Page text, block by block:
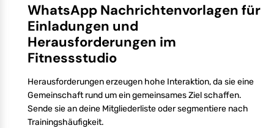
WhatsApp Nachrichtenvorlagen für
Einladungen und
Herausforderungen im
Fitnessstudio
Herausforderungen erzeugen hohe Interaktion, da sie eine
Gemeinschaft rund um ein gemeinsames Ziel schaffen.
Sende sie an deine Mitgliederliste oder segmentiere nach
Trainingshäufigkeit.